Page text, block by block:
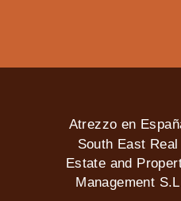
Atrezzo en
South East Real
Estate and
Management S.L